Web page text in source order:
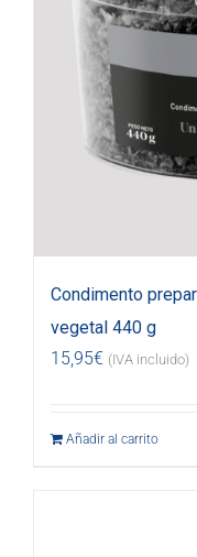
Condimento
vegetal 440 g
15,95€ (IVA incluido)
Añadir al carrito